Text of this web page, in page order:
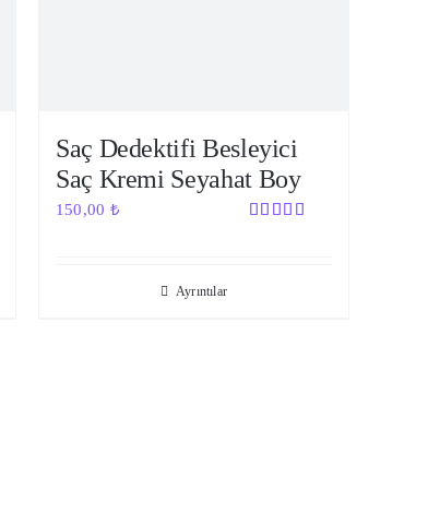
Saç Dedektifi Besleyici
Saç Kremi Seyahat Boy
150,00 ₺
Ayrıntılar